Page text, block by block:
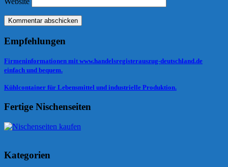
Empfehlungen
Firmeninformationen mit www.handelsregisterauszug-deutschland.de
einfach und bequem.
Kühlcontainer für Lebensmittel und industrielle Produktion.
Fertige Nischenseiten
Kategorien